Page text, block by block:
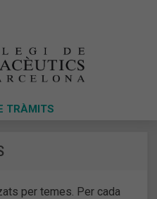
TRÀMITS
per temes. Per cada